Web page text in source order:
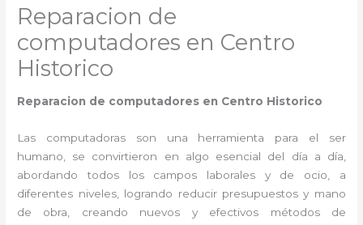
Reparacion de
computadores en Centro
Historico
Reparacion de computadores en Centro Historico
Las computadoras son una herramienta para el ser
humano, se convirtieron en algo esencial del día a día,
abordando todos los campos laborales y de ocio, a
diferentes niveles, logrando reducir presupuestos y mano
de obra, creando nuevos y efectivos métodos de